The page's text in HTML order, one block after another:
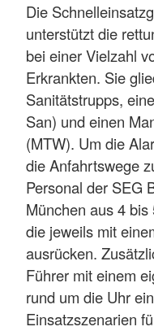
Die
unterstützt die
bei einer Vielzahl
Erkrankten. Sie
Sanitätstrupps,
San) und einen
(MTW). Um die
die Anfahrtswege
Personal der SEG
München aus 4
die jeweils mit
ausrücken.
Führer mit einem
rund um die Uhr
Einsatzszenarien